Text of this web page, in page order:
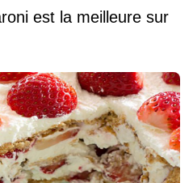
est la meilleure sur